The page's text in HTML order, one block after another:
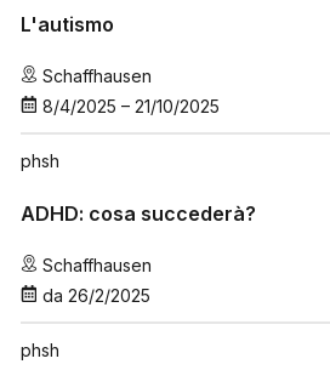
L'autismo
Schaffhausen
8/4/2025 – 21/10/2025
phsh
ADHD: cosa succederà?
Schaffhausen
da 26/2/2025
phsh